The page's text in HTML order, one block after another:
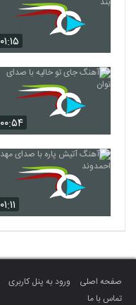
۰۱:۱۵
۰۰:۵۴
۰۱:۱۱
صفحه اصلی ورود به پنل کاربری
تماس با ما